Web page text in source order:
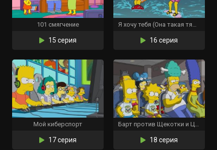
101 смягчение
15 серия
Я хочу тебя (Она такая тяжёлая)
16 серия
Мой киберспорт
17 серия
Барт против Щекотки и Царапки
18 серия